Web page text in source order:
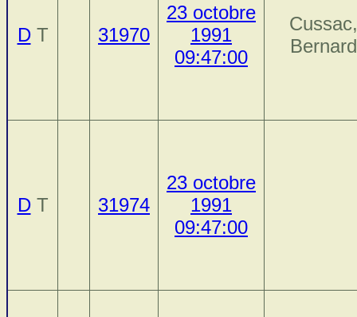
DT 31970
23 octobre
1991
09:47:00
Cussac,
Bernard
DT 31974
23 octobre
1991
09:47:00